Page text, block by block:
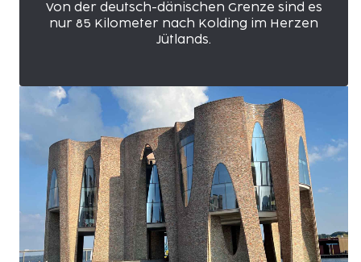
Von der deutsch-dänischen Grenze sind es
nur 85 Kilometer nach Kolding im Herzen
Jütlands.